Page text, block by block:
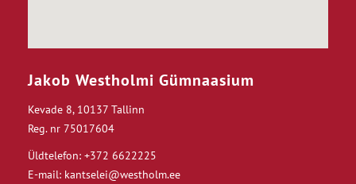
Jakob Westholmi Gümnaasium
Kevade 8, 10137 Tallinn
Reg. nr 75017604
Üldtelefon: +372 6622225
E-mail: kantselei@westholm.ee